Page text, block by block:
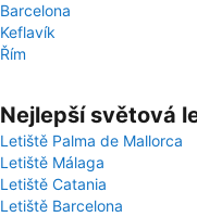
Barcelona
Keflavík
Řím
Nejlepší světová
Letiště Palma de Mallorca
Letiště Málaga
Letiště Catania
Letiště Barcelona